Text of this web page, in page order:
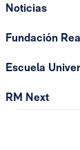
Noticias
Fundación
Escuela
RM Next